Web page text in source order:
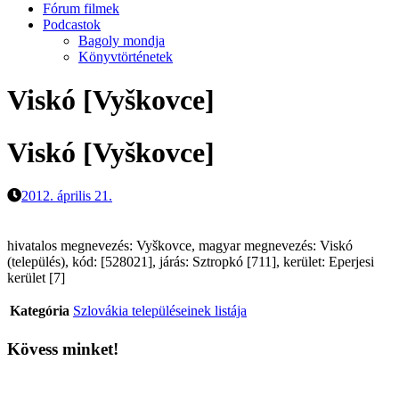
Fórum filmek
Podcastok
Bagoly mondja
Könyvtörténetek
Viskó [Vyškovce]
Viskó [Vyškovce]
2012. április 21.
hivatalos megnevezés: Vyškovce, magyar megnevezés: Viskó
(település), kód: [528021], járás: Sztropkó [711], kerület: Eperjesi
kerület [7]
Kategória Szlovákia településeinek listája
Kövess minket!